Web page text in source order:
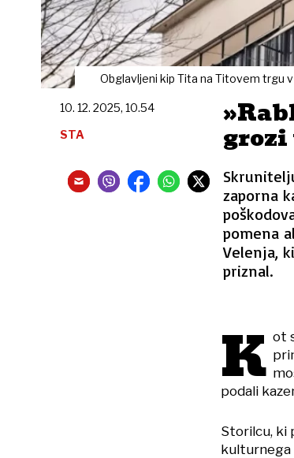
Obglavljeni kip Tita na Titovem trgu
grozi
zaporna
pomena
Velenja,
priznal.
10. 12. 2025, 10.54
STA
K ot
podali
Storilcu, ki
kulturnega